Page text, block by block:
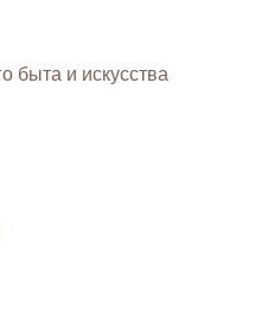
быта и искусства